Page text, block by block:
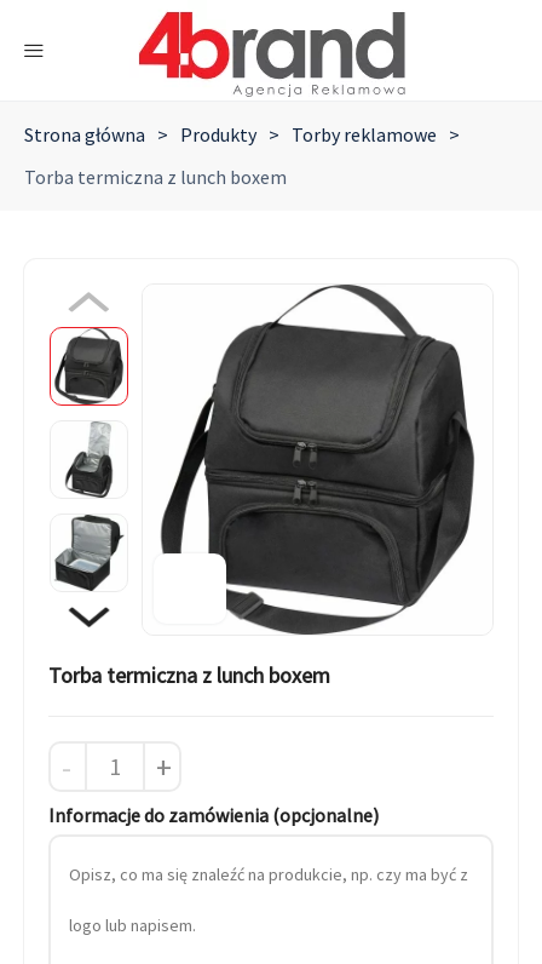
Strona główna > Produkty > Torby reklamowe >
Torba termiczna z lunch boxem
Torba termiczna z lunch boxem
- +
Informacje do zamówienia (opcjonalne)